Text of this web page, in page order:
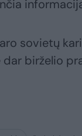
sovietų
birželio